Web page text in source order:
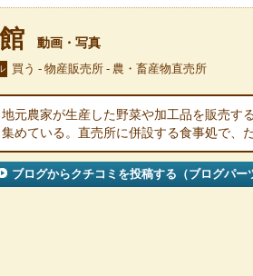
動画・写真
買う - 物産販売所 - 農・畜産物直売所
地元農家が生産した野菜や加工品を販売す
集めている。直売所に併設する食事処で、
ブログからクチコミを投稿する（ブログパー